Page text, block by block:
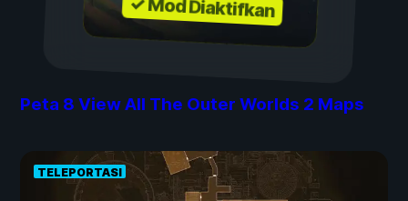
✓ Mod Diaktifkan
Peta 8 View All The Outer Worlds 2 Maps
TELEPORTASI